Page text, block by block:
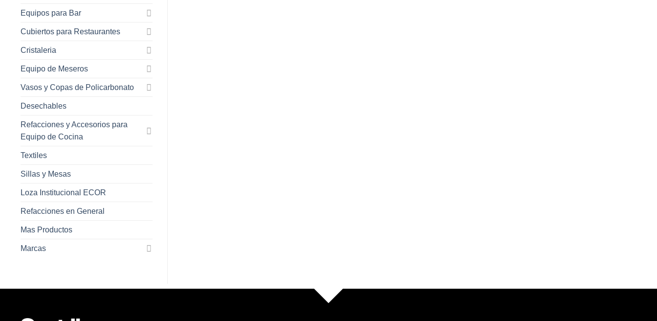
Equipos para Bar
Cubiertos para Restaurantes
Cristaleria
Equipo de Meseros
Vasos y Copas de Policarbonato
Desechables
Refacciones y Accesorios para
Equipo de Cocina
Textiles
Sillas y Mesas
Loza Institucional ECOR
Refacciones en General
Mas Productos
Marcas